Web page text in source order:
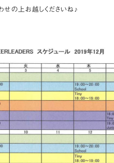
の上お越しくださいね♪